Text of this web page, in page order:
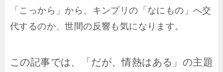
「こっから」から、キンプリの「なにもの」へ交
代するのか、世間の反響も気になります。
この記事では、「だが、情熱はある」の主題